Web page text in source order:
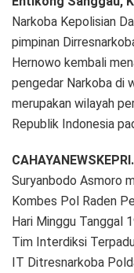
Narkoba Kepolisian
pimpinan
Hernowo kembali
pengedar Narkoba di
merupakan wilayah
Republik Indonesia
Suryanbodo Asmoro
Kombes Pol Raden
Hari Minggu Tanggal
Tim Interdiksi
IT Ditresnarkoba